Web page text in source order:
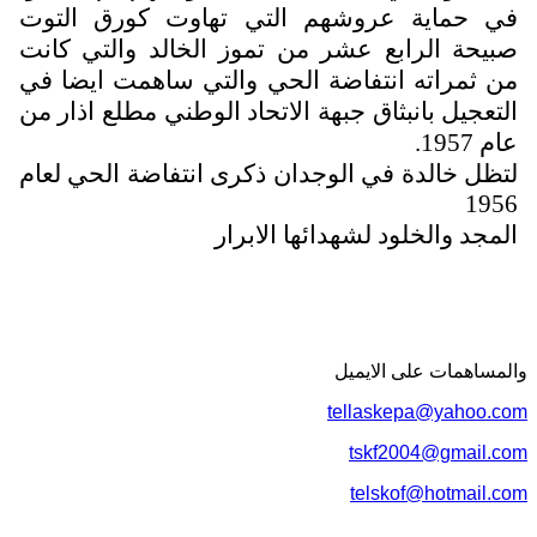
في حماية عروشهم التي تهاوت كورق التوت
صبيحة الرابع عشر من تموز الخالد والتي كانت
من ثمراته انتفاضة الحي والتي ساهمت ايضا في
التعجيل بانبثاق جبهة الاتحاد الوطني مطلع اذار من
عام 1957.
لتظل خالدة في الوجدان ذكرى انتفاضة الحي لعام
1956
المجد والخلود لشهدائها الابرار
والمساهمات علی الایمیل
tellaskepa@yahoo.com
tskf2004@gmail.com
telskof@hotmail.com